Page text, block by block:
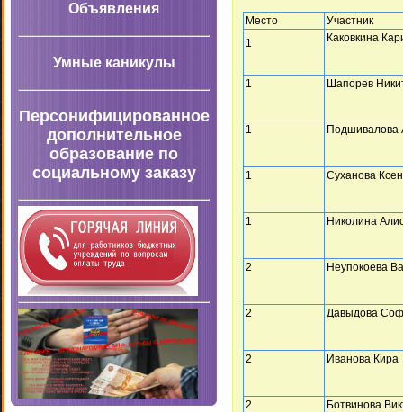
Объявления
Умные каникулы
Персонифицированное
дополнительное
образование по
социальному заказу
Место
Участник
1
Каковкина
1 Шапорев
1 Подшивалова
1 Суханова
1 Николина
2 Неупокоева
2 Давыдова
2 Иванова Кира
2 Ботвинова